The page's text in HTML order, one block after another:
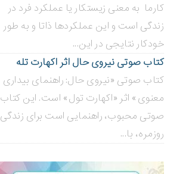
کارما به معنی زیستکار یا عملکرد فرد در
زندگی است و این عملکردها ذاتا و به طور
خودکار نتایجی در این...
کتاب صوتی نیروی حال اثر اکهارت تله
کتاب صوتی «نیروی حال: راهنمای بیداری
معنوی» اثر «اکهارت تول» است. این کتاب
صوتی محبوب، راهنمایی است برای زندگی
روزمره، با...